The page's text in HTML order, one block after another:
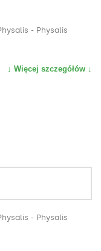
- Physalis
↓ Więcej szczegółów ↓
- Physalis